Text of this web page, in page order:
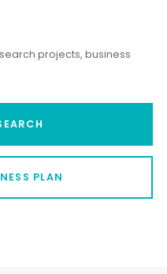
projects, business
PLAN